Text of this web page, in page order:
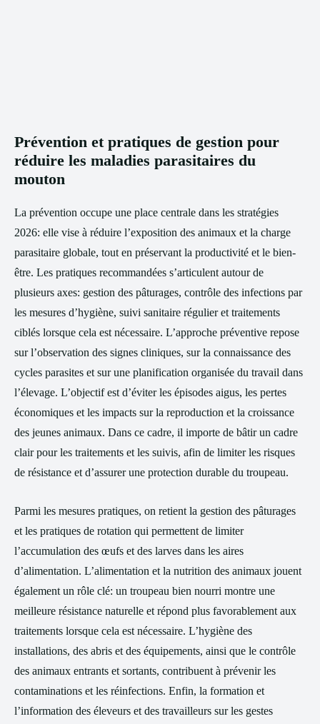
Prévention et pratiques de gestion pour
réduire les maladies parasitaires du
mouton
La prévention occupe une place centrale dans les stratégies
2026: elle vise à réduire l’exposition des animaux et la charge
parasitaire globale, tout en préservant la productivité et le bien-
être. Les pratiques recommandées s’articulent autour de
plusieurs axes: gestion des pâturages, contrôle des infections par
les mesures d’hygiène, suivi sanitaire régulier et traitements
ciblés lorsque cela est nécessaire. L’approche préventive repose
sur l’observation des signes cliniques, sur la connaissance des
cycles parasites et sur une planification organisée du travail dans
l’élevage. L’objectif est d’éviter les épisodes aigus, les pertes
économiques et les impacts sur la reproduction et la croissance
des jeunes animaux. Dans ce cadre, il importe de bâtir un cadre
clair pour les traitements et les suivis, afin de limiter les risques
de résistance et d’assurer une protection durable du troupeau.
Parmi les mesures pratiques, on retient la gestion des pâturages
et les pratiques de rotation qui permettent de limiter
l’accumulation des œufs et des larves dans les aires
d’alimentation. L’alimentation et la nutrition des animaux jouent
également un rôle clé: un troupeau bien nourri montre une
meilleure résistance naturelle et répond plus favorablement aux
traitements lorsque cela est nécessaire. L’hygiène des
installations, des abris et des équipements, ainsi que le contrôle
des animaux entrants et sortants, contribuent à prévenir les
contaminations et les réinfections. Enfin, la formation et
l’information des éleveurs et des travailleurs sur les gestes